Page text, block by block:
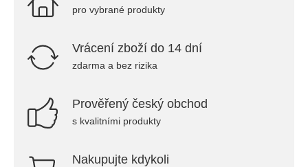
pro vybrané produkty
Vrácení zboží do 14 dní
zdarma a bez rizika
Prověřený český obchod
s kvalitními produkty
Nakupujte kdykoli